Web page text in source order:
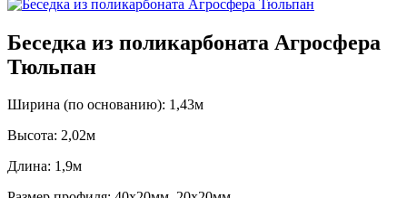
Беседка из поликарбоната Агросфера
Тюльпан
Ширина (по основанию): 1,43м
Высота: 2,02м
Длина: 1,9м